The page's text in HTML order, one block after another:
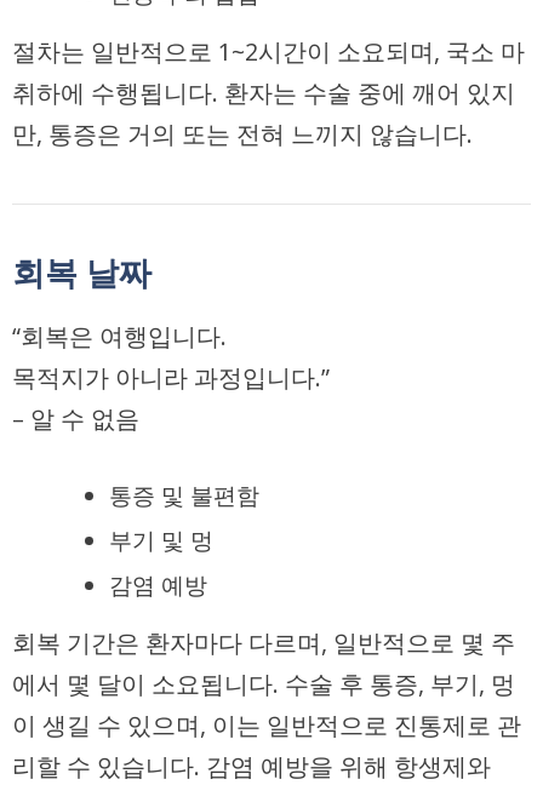
절차는 일반적으로 1~2시간이 소요되며, 국소 마
취하에 수행됩니다. 환자는 수술 중에 깨어 있지
만, 통증은 거의 또는 전혀 느끼지 않습니다.
회복 날짜
“회복은 여행입니다.
목적지가 아니라 과정입니다.”
– 알 수 없음
통증 및 불편함
부기 및 멍
감염 예방
회복 기간은 환자마다 다르며, 일반적으로 몇 주
에서 몇 달이 소요됩니다. 수술 후 통증, 부기, 멍
이 생길 수 있으며, 이는 일반적으로 진통제로 관
리할 수 있습니다. 감염 예방을 위해 항생제와